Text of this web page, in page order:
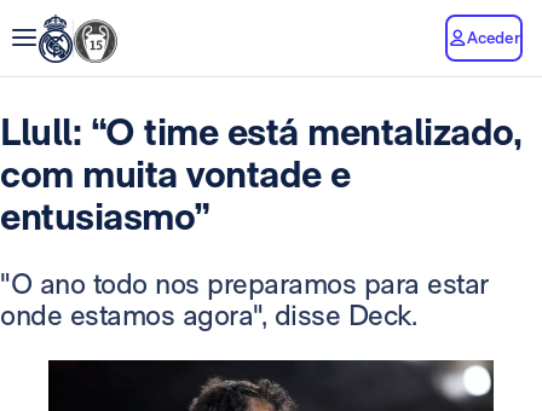
Aceder
Llull: “O time está mentalizado,
com muita vontade e
entusiasmo”
"O ano todo nos preparamos para estar
onde estamos agora", disse Deck.